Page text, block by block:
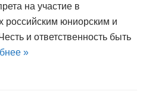
на участие в
российским юниорским и
и ответственность быть
»